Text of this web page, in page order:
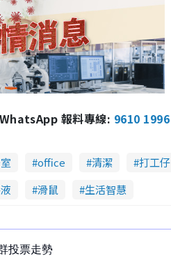
報料專線: 9610 1996
office 清潔 打工仔
滑鼠 生活智慧